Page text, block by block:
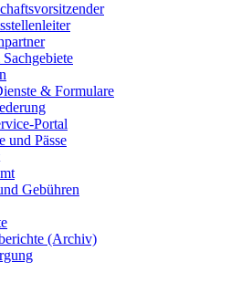
& Formulare
Portal
und Pässe
Gebühren
(Archiv)